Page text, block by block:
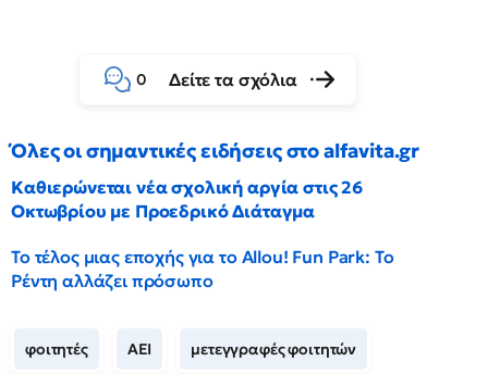
0 Δείτε τα σχόλια
Όλες οι σημαντικές ειδήσεις στο alfavita.gr
Καθιερώνεται νέα σχολική αργία στις 26
Οκτωβρίου με Προεδρικό Διάταγμα
Το τέλος μιας εποχής για το Allou! Fun Park: Το
Ρέντη αλλάζει πρόσωπο
φοιτητές ΑΕΙ μετεγγραφές φοιτητών